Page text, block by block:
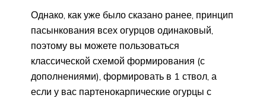
Однако, как уже было сказано ранее, принцип
пасынкования всех огурцов одинаковый,
поэтому вы можете пользоваться
классической схемой формирования (с
дополнениями), формировать в 1 ствол, а
если у вас партенокарпические огурцы с